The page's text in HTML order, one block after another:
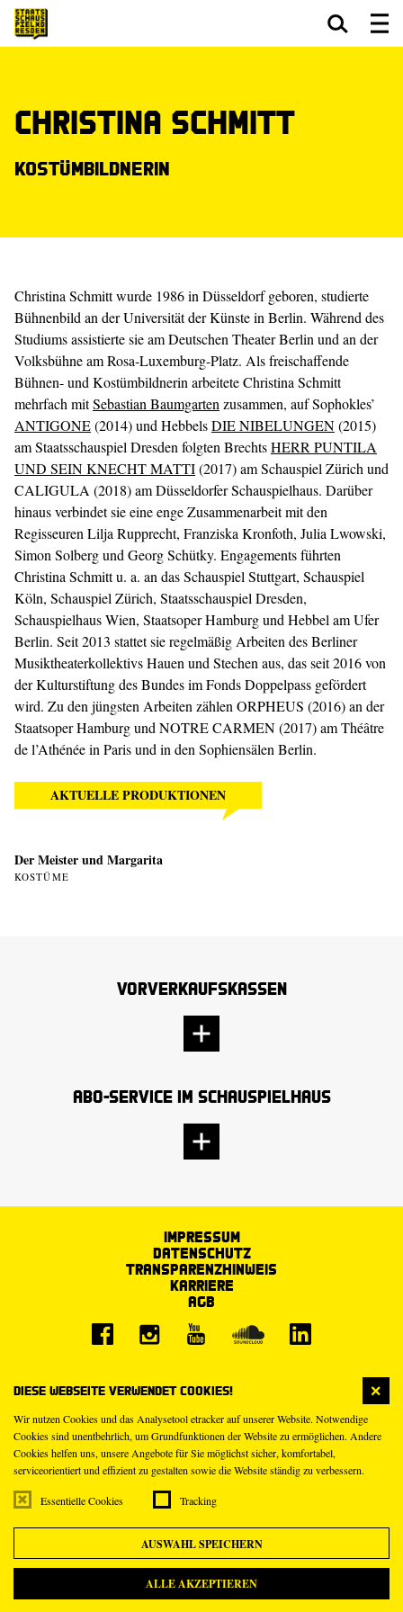
Diese Webseite verwendet Cookies!
Wir nutzen Cookies und das Analysetool etracker auf unserer Website. Notwendige
Cookies sind unentbehrlich, um Grundfunktionen der Website zu ermöglichen. Andere
Cookies helfen uns, unsere Angebote für Sie möglichst sicher, komfortabel,
serviceorientiert und effizient zu gestalten sowie die Website ständig zu verbessern.
Essentielle Cookies Tracking
AUSWAHL SPEICHERN
ALLE AKZEPTIEREN
Christina Schmitt
Kostümbildnerin
Christina Schmitt wurde 1986 in Düsseldorf geboren, studierte
Bühnenbild an der Universität der Künste in Berlin. Während des
Studiums assistierte sie am Deutschen Theater Berlin und an der
Volksbühne am Rosa-Luxemburg-Platz. Als freischaffende
Bühnen- und Kostümbildnerin arbeitete Christina Schmitt
mehrfach mitSebastian Baumgarten zusammen, auf Sophokles’
ANTIGONE(2014) und HebbelsDIE NIBELUNGEN(2015)
am Staatsschauspiel Dresden folgten BrechtsHERR PUNTILA
UND SEIN KNECHT MATTI(2017) am Schauspiel Zürich und
CALIGULA (2018) am Düsseldorfer Schauspielhaus. Darüber
hinaus verbindet sie eine enge Zusammenarbeit mit den
Regisseuren Lilja Rupprecht, Franziska Kronfoth, Julia Lwowski,
Simon Solberg und Georg Schütky. Engagements führten
Christina Schmitt u. a. an das Schauspiel Stuttgart, Schauspiel
Köln, Schauspiel Zürich, Staatsschauspiel Dresden,
Schauspielhaus Wien, Staatsoper Hamburg und Hebbel am Ufer
Berlin. Seit 2013 stattet sie regelmäßig Arbeiten des Berliner
Musiktheaterkollektivs Hauen und Stechen aus, das seit 2016 von
der Kulturstiftung des Bundes im Fonds Doppelpass gefördert
wird. Zu den jüngsten Arbeiten zählen ORPHEUS (2016) an der
Staatsoper Hamburg und NOTRE CARMEN (2017) am Théâtre
de l’Athénée in Paris und in den Sophiensälen Berlin.
AKTUELLE PRODUKTIONEN
Der Meister und Margarita
KOSTÜME
Vorverkaufskassen
Abo-Service im Schauspielhaus
Impressum
Datenschutz
Transparenzhinweis
Karriere
AGB